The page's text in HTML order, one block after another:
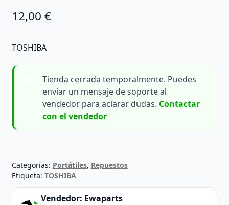
12,00 €
TOSHIBA
Tienda cerrada temporalmente. Puedes
enviar un mensaje de soporte al
vendedor para aclarar dudas. Contactar
con el vendedor
Categorías: Portátiles, Repuestos
Etiqueta: TOSHIBA
Vendedor: Ewaparts